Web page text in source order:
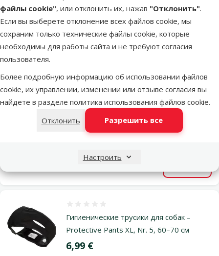
файлы cookie", или отклонить их, нажав "Отклонить".
Если вы выберете отклонение всех файлов cookie, мы
сохраним только технические файлы cookie, которые
необходимы для работы сайта и не требуют согласия
пользователя.
Более подробную информацию об использовании файлов
cookie, их управлении, изменении или отзыве согласия вы
найдете в разделе политика использования файлов cookie.
Отклонить
Разрешить все
Настроить
Цена
7,99 €
В наличии В
Памперсы для собак – MISOKO
Disposable diapers for male dogs, with
puppies, lemon scent, S, 12 шт.
Оценка 0%
Цена
7,99 €
В
Гигиенические трусики для собак –
Protective Pants XL, Nr. 5, 60–70 см
Цена
6,99 €